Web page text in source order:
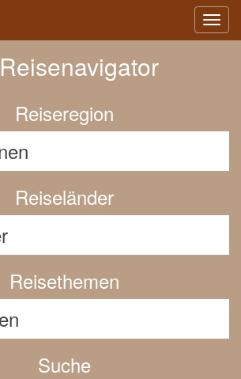
Reisenavigator
Reiseregion
Reiseländer
Reisethemen
Suche